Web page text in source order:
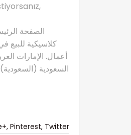
كلاسيكية للبيع
أعمال. الإمارات
السعودية
Pinterest, Twitter